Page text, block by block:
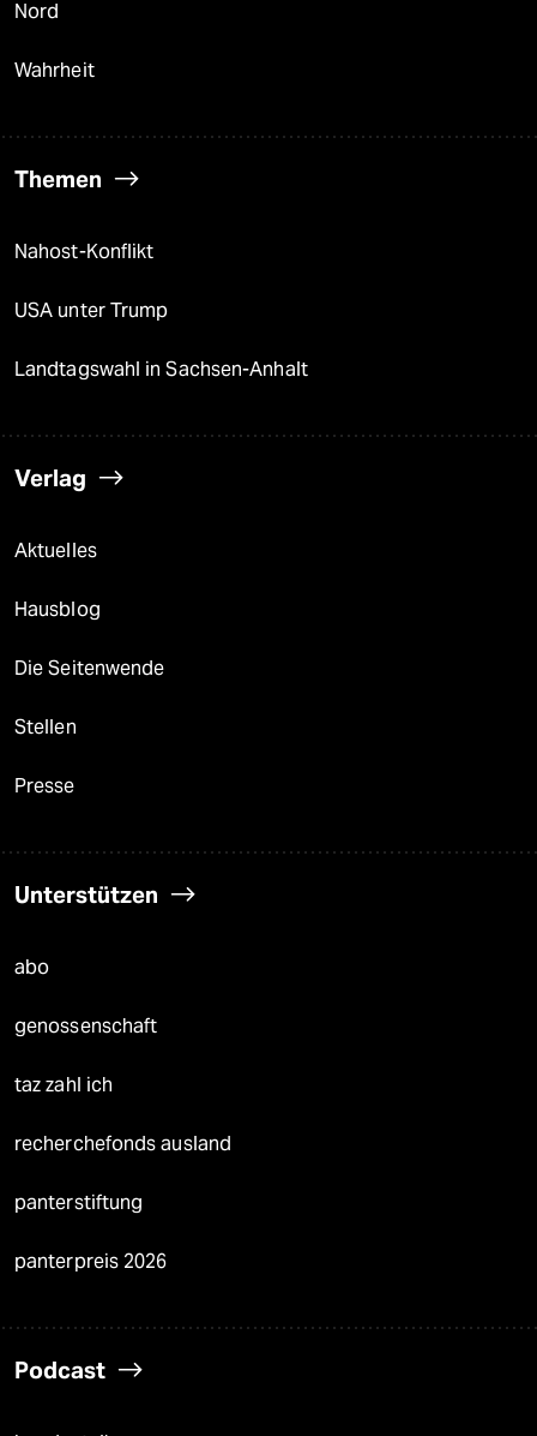
Nord
Wahrheit
Themen
Nahost-Konflikt
USA unter Trump
Landtagswahl in Sachsen-Anhalt
Verlag
Aktuelles
Hausblog
Die Seitenwende
Stellen
Presse
Unterstützen
abo
genossenschaft
taz zahl ich
recherchefonds ausland
panterstiftung
panterpreis 2026
Podcast